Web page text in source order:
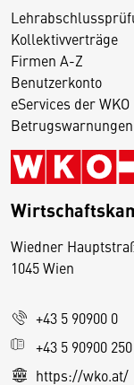
Kollektivverträge
Firmen A-Z
Benutzerkonto
eServices der WKO
Betrugswarnungen
Wiedner
1045 Wien
+43 5 90900 0
+43 5 90900 250
https://wko.at/
D
s
e
S